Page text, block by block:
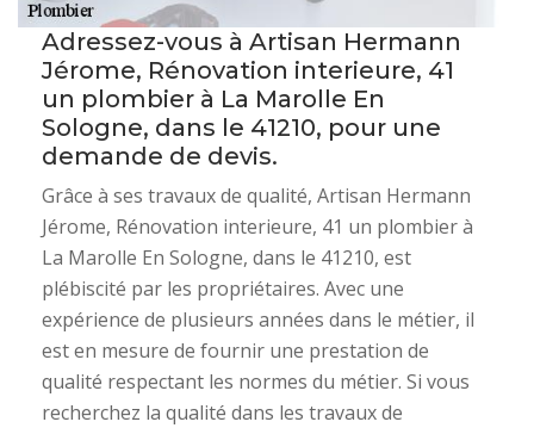
Adressez-vous à Artisan Hermann
Jérome, Rénovation interieure, 41
un plombier à La Marolle En
Sologne, dans le 41210, pour une
demande de devis.
Grâce à ses travaux de qualité, Artisan Hermann
Jérome, Rénovation interieure, 41 un plombier à
La Marolle En Sologne, dans le 41210, est
plébiscité par les propriétaires. Avec une
expérience de plusieurs années dans le métier, il
est en mesure de fournir une prestation de
qualité respectant les normes du métier. Si vous
recherchez la qualité dans les travaux de